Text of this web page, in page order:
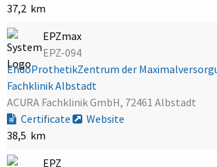
37,2 km
EPZmax
EPZ-094
EndoProthetikZentrum der
Fachklinik Albstadt
ACURA Fachklinik GmbH, 72461 Albstadt
Certificate
Website
38,5 km
EPZ